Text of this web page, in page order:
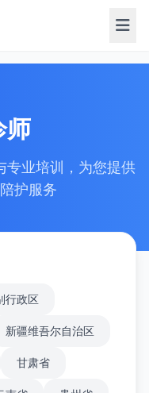
师
专业培训，为您提供
护服务
行政区
新疆维吾尔自治区
甘肃省